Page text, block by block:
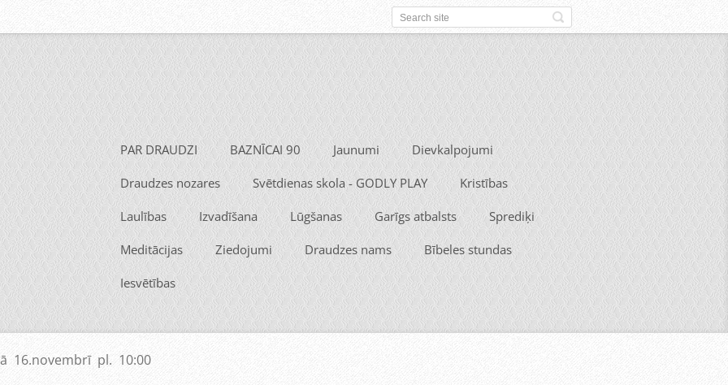
PAR DRAUDZI BAZNĪCAI 90 Jaunumi Dievkalpojumi
Draudzes nozares Svētdienas skola - GODLY PLAY Kristības
Laulības Izvadīšana Lūgšanas Garīgs atbalsts Sprediķi
Meditācijas Ziedojumi Draudzes nams Bībeles stundas
Iesvētības
16.novembrī pl. 10:00